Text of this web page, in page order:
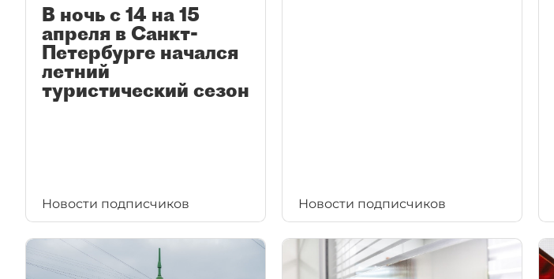
В ночь с 14 на 15
апреля в Санкт-
Петербурге начался
летний
туристический сезон
Новости подписчиков Новости подписчиков